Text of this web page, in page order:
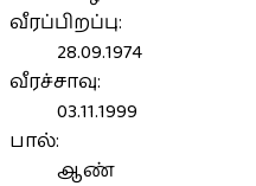
வீரப்பிறப்பு:
28.09.1974
வீரச்சாவு:
03.11.1999
பால்:
ஆண்